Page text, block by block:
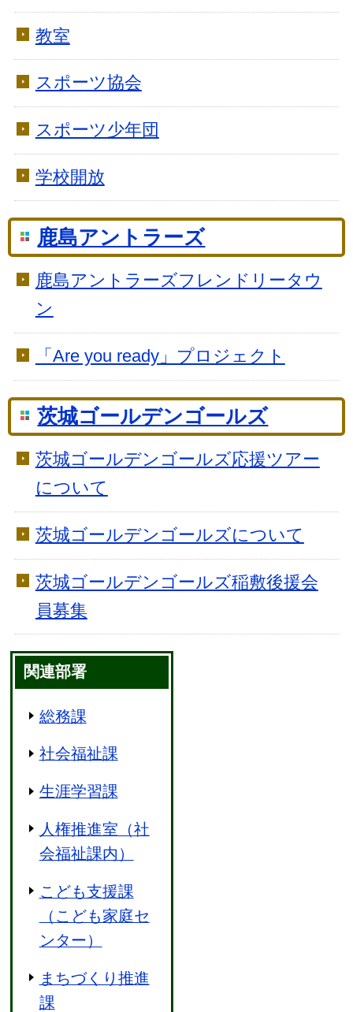
教室
スポーツ協会
スポーツ少年団
学校開放
鹿島アントラーズ
鹿島アントラーズフレンドリータウ
ン
「Are you ready」プロジェクト
茨城ゴールデンゴールズ
茨城ゴールデンゴールズ応援ツアー
について
茨城ゴールデンゴールズについて
茨城ゴールデンゴールズ稲敷後援会
員募集
関連部署
総務課
社会福祉課
生涯学習課
人権推進室（社
会福祉課内）
こども支援課
（こども家庭セ
ンター）
まちづくり推進
課